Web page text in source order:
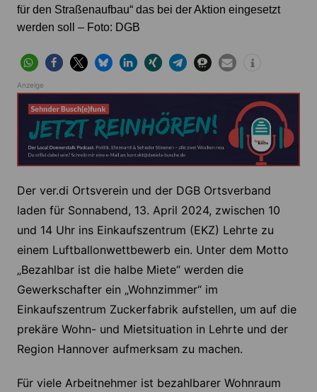
für den Straßenaufbau“ das bei der Aktion eingesetzt
werden soll – Foto: DGB
Anzeige
Der ver.di Ortsverein und der DGB Ortsverband
laden für Sonnabend, 13. April 2024, zwischen 10
und 14 Uhr ins Einkaufszentrum (EKZ) Lehrte zu
einem Luftballonwettbewerb ein. Unter dem Motto
„Bezahlbar ist die halbe Miete“ werden die
Gewerkschafter ein „Wohnzimmer“ im
Einkaufszentrum Zuckerfabrik aufstellen, um auf die
prekäre Wohn- und Mietsituation in Lehrte und der
Region Hannover aufmerksam zu machen.
Für viele Arbeitnehmer ist bezahlbarer Wohnraum